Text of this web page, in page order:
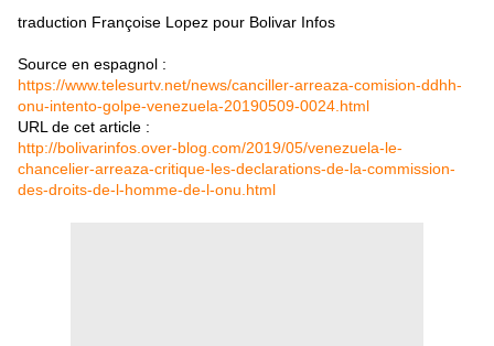
traduction Françoise Lopez pour Bolivar Infos
Source en espagnol :
https://www.telesurtv.net/news/canciller-arreaza-comision-ddhh-
onu-intento-golpe-venezuela-20190509-0024.html
URL de cet article :
http://bolivarinfos.over-blog.com/2019/05/venezuela-le-
chancelier-arreaza-critique-les-declarations-de-la-commission-
des-droits-de-l-homme-de-l-onu.html